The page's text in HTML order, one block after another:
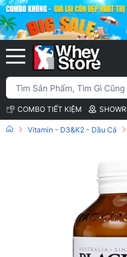
COMBO TIẾT KIỆM
Vitamin - D3&K2 - Dầu Cá